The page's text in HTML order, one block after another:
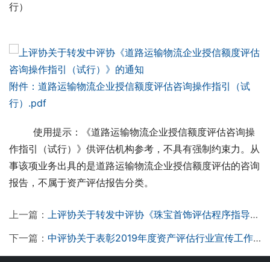
行）
附件：道路运输物流企业授信额度评估咨询操作指引（试
行）.pdf
使用提示：《道路运输物流企业授信额度评估咨询操
作指引（试行）》供评估机构参考，不具有强制约束力。从
事该项业务出具的是道路运输物流企业授信额度评估的咨询
报告，不属于资产评估报告分类。
上一篇： 上评协关于转发中评协《珠宝首饰评估程序指导意见》的通知
下一篇： 中评协关于表彰2019年度资产评估行业宣传工作优秀单位和先进单位的通知